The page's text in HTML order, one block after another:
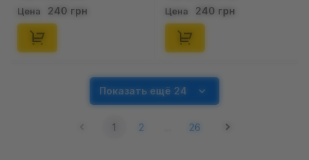
Цена 240 грн Цена 240 грн
Показать ещё 24
1 2 26